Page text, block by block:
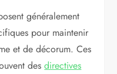
généralement
pour maintenir
et de décorum. Ces
desdirectives